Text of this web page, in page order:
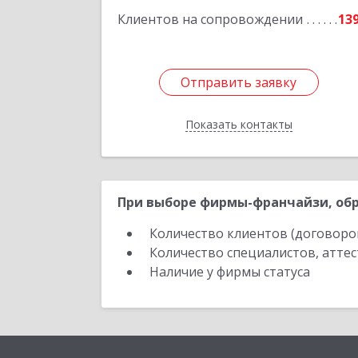
Клиентов на сопровождении
Отправить заявку
Показать контакты
Отправить заявку
Назад
При выборе фирмы-франчайзи,
Количество клиентов
Количество специалистов,
Наличие у фирмы статуса